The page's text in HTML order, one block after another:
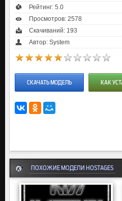
Рейтинг: 5.0
Просмотров: 2578
Скачиваний: 193
Автор: System
СКАЧАТЬ МОДЕЛЬ КАК
ПОХОЖИЕ МОДЕЛИ HOSTAGES